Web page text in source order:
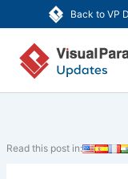
Back to VP
Inhalt
springen
Read this post in: